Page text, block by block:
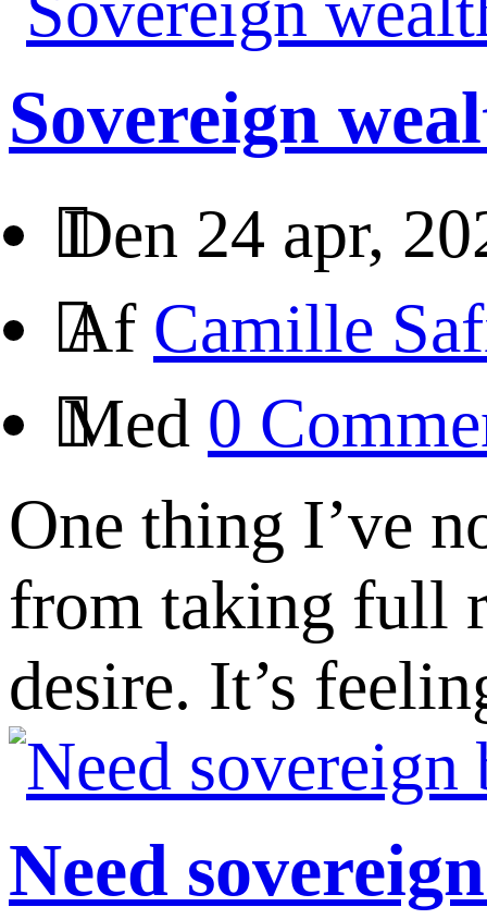
Sovereign
Den 24 apr,
Af Camille
Med 0
One thing I’ve
from taking full
desire. It’s
Need